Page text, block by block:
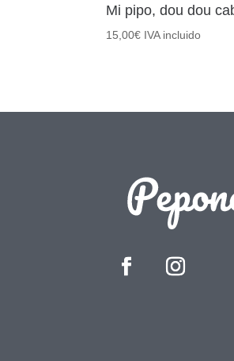
Mi pipo, dou dou
15,00€ IVA incluido